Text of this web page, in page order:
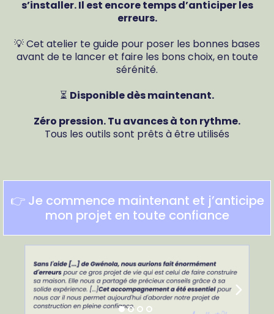
s’installer. Il est encore temps d’anticiper les
erreurs.
💡 Cet atelier te guide pour poser les bonnes bases
avant de te lancer et faire les bons choix, en toute
sérénité.
⏳ Disponible dès maintenant.
Zéro pression. Tu avances à ton rythme.
Tous les outils sont prêts à être utilisés
👉 Je commence maintenant et j’anticipe
mon projet en toute confiance